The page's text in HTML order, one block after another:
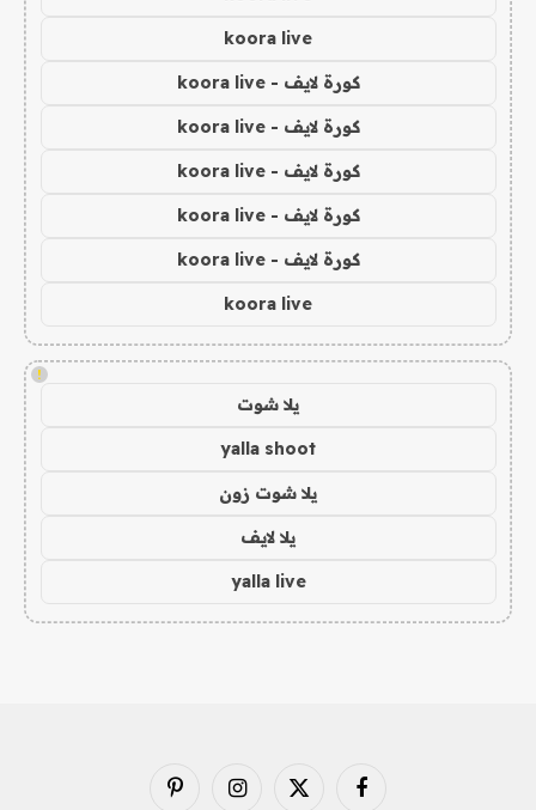
koora live
كورة لايف - koora live
كورة لايف - koora live
كورة لايف - koora live
كورة لايف - koora live
كورة لايف - koora live
koora live
!
يلا شوت
yalla shoot
يلا شوت زون
يلا لايف
yalla live
فيسبوك X الانستغرامبينتيريست